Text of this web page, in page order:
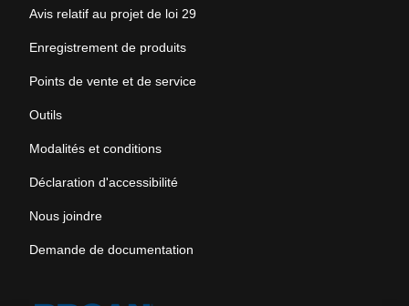
Avis relatif au projet de loi 29
Enregistrement de produits
Points de vente et de service
Outils
Modalités et conditions
Déclaration d'accessibilité
Nous joindre
Demande de documentation